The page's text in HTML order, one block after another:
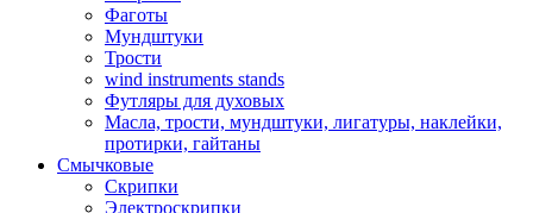
Фаготы
Мундштуки
Трости
wind instruments stands
Футляры для духовых
Масла, трости, мундштуки, лигатуры, наклейки,
протирки, гайтаны
Смычковые
Скрипки
Электроскрипки